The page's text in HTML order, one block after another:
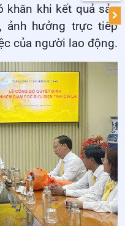
khăn khi kết quả sản
ảnh hưởng trực tiếp
của người lao động.